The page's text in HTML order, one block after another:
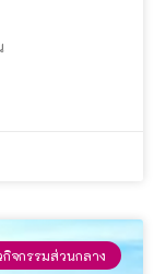
กิจกรรมส่วนกลาง